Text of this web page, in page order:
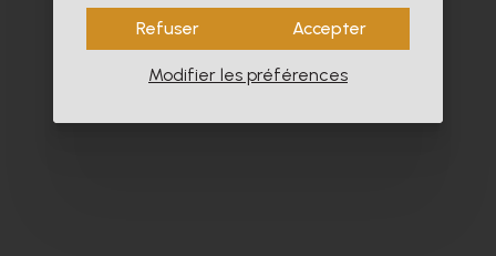
Refuser Accepter
Modifier les préférences